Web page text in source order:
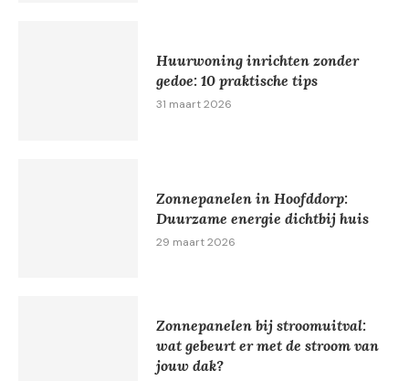
Huurwoning inrichten zonder
gedoe: 10 praktische tips
31 maart 2026
Zonnepanelen in Hoofddorp:
Duurzame energie dichtbij huis
29 maart 2026
Zonnepanelen bij stroomuitval:
wat gebeurt er met de stroom van
jouw dak?